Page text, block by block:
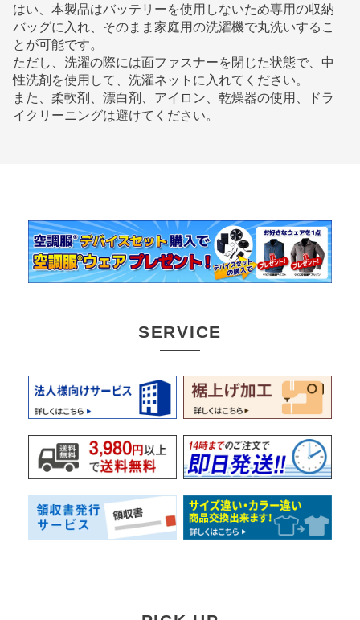
はい、本製品はバッテリーを使用しないため専用の収納
バッグに入れ、そのまま家庭用の洗濯機で丸洗いするこ
とが可能です。
ただし、洗濯の際には面ファスナーを閉じた状態で、中
性洗剤を使用して、洗濯ネットに入れてください。
また、柔軟剤、漂白剤、アイロン、乾燥器の使用、ドラ
イクリーニングは避けてください。